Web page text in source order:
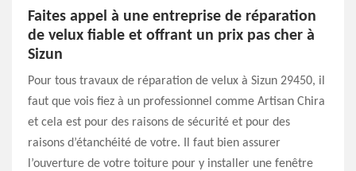
Faites appel à une entreprise de réparation
de velux fiable et offrant un prix pas cher à
Sizun
Pour tous travaux de réparation de velux à Sizun 29450, il
faut que vois fiez à un professionnel comme Artisan Chira
et cela est pour des raisons de sécurité et pour des
raisons d’étanchéité de votre. Il faut bien assurer
l’ouverture de votre toiture pour y installer une fenêtre